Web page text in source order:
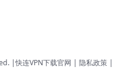
|快连VPN下载官网 | 隐私政策 |